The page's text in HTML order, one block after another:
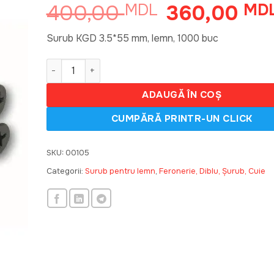
400,00MDL Prețul
inițial
a
360,00
Surub KGD 3.5*55 mm, lemn, 1000 buc
Cantitate Surub 3.5*55 mm, lemn, 1000 buc
ADAUGĂ ÎN COȘ
SKU: 00105
Categorii: Surub pentru lemn, Feronerie, Diblu, Șurub, Cuie